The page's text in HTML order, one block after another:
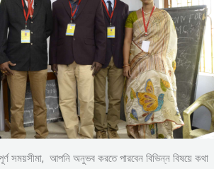
সময়সীমা, আপনি অনুভব করতে পারবেন বিভিন্ন বিষয়ে কথা